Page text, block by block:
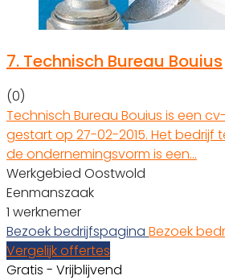
7. Technisch Bureau Bouius
(0)
Technisch Bureau Bouius is een
gestart op 27-02-2015. Het bedrijf
de ondernemingsvorm is een…
Werkgebied Oostwold
Eenmanszaak
1 werknemer
Bezoek bedrijfspagina Bezoek
Vergelijk offertes
Gratis - Vrijblijvend